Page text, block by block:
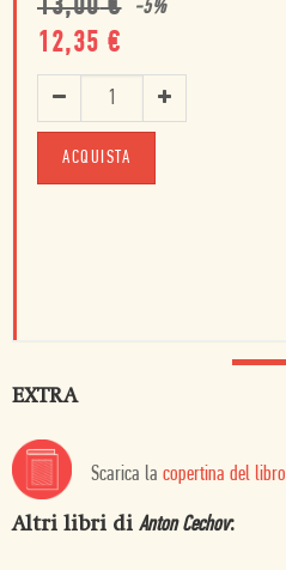
13,00€ -5%
12,35 €
ACQUISTA
EXTRA
Scarica la copertina del libro
Altri libri di Anton Cechov: